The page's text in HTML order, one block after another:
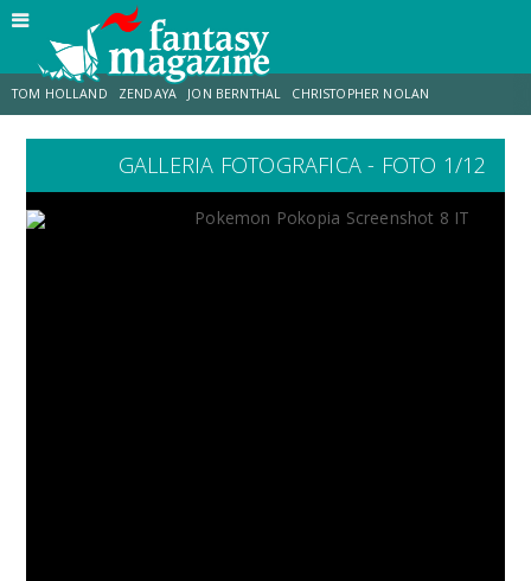
TOM HOLLAND ZENDAYA JON BERNTHAL CHRISTOPHER NOLAN
LUCCA COMICS & GAMES ODISSEA MARK RUFFALO
GALLERIA FOTOGRAFICA - FOTO 1/12